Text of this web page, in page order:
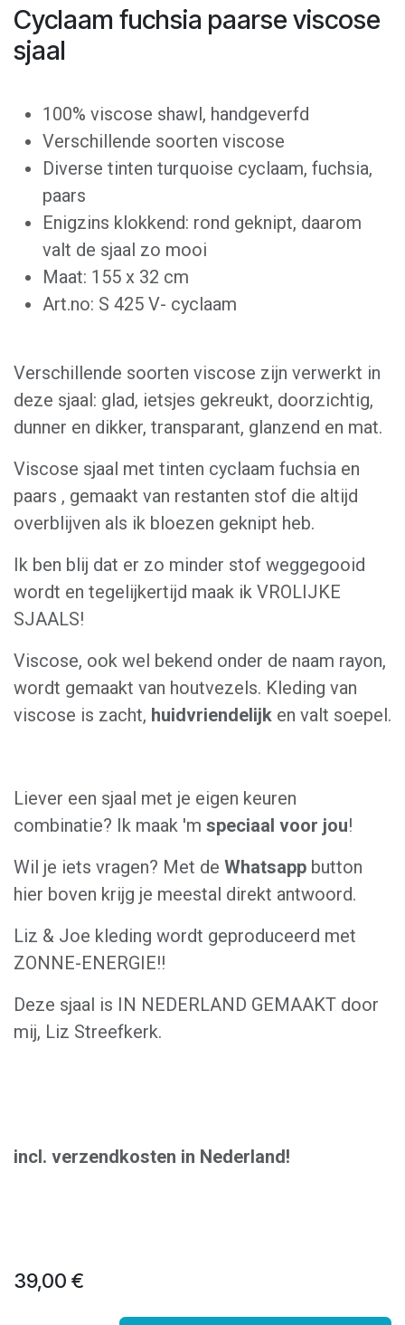
Cyclaam fuchsia paarse viscose
sjaal
100% viscose shawl, handgeverfd
Verschillende soorten viscose
Diverse tinten turquoise cyclaam, fuchsia,
paars
Enigzins klokkend: rond geknipt, daarom
valt de sjaal zo mooi
Maat: 155 x 32 cm
Art.no: S 425 V- cyclaam
Verschillende soorten viscose zijn verwerkt in
deze sjaal: glad, ietsjes gekreukt, doorzichtig,
dunner en dikker, transparant, glanzend en mat.
Viscose sjaal met tinten cyclaam fuchsia en
paars , gemaakt van restanten stof die altijd
overblijven als ik bloezen geknipt heb.
Ik ben blij dat er zo minder stof weggegooid
wordt en tegelijkertijd maak ik VROLIJKE
SJAALS!
Viscose, ook wel bekend onder de naam rayon,
wordt gemaakt van houtvezels. Kleding van
viscose is zacht, huidvriendelijk en valt soepel.
Liever een sjaal met je eigen keuren
combinatie? Ik maak 'm speciaal voor jou!
Wil je iets vragen? Met de Whatsapp button
hier boven krijg je meestal direkt antwoord.
Liz & Joe kleding wordt geproduceerd met
ZONNE-ENERGIE!!
Deze sjaal is IN NEDERLAND GEMAAKT door
mij, Liz Streefkerk.
incl. verzendkosten in Nederland!
39,00 €